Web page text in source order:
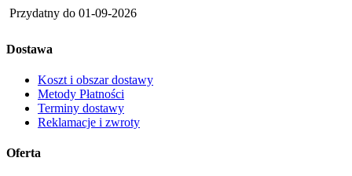
Przydatny do 01-09-2026
Dostawa
Koszt i obszar dostawy
Metody Płatności
Terminy dostawy
Reklamacje i zwroty
Oferta